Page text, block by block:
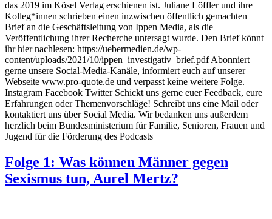
das 2019 im Kösel Verlag erschienen ist. Juliane Löffler und ihre
Kolleg*innen schrieben einen inzwischen öffentlich gemachten
Brief an die Geschäftsleitung von Ippen Media, als die
Veröffentlichung ihrer Recherche untersagt wurde. Den Brief könnt
ihr hier nachlesen: https://uebermedien.de/wp-
content/uploads/2021/10/ippen_investigativ_brief.pdf Abonniert
gerne unsere Social-Media-Kanäle, informiert euch auf unserer
Webseite www.pro-quote.de und verpasst keine weitere Folge.
Instagram Facebook Twitter Schickt uns gerne euer Feedback, eure
Erfahrungen oder Themenvorschläge! Schreibt uns eine Mail oder
kontaktiert uns über Social Media. Wir bedanken uns außerdem
herzlich beim Bundesministerium für Familie, Senioren, Frauen und
Jugend für die Förderung des Podcasts
Folge 1: Was können Männer gegen
Sexismus tun, Aurel Mertz?